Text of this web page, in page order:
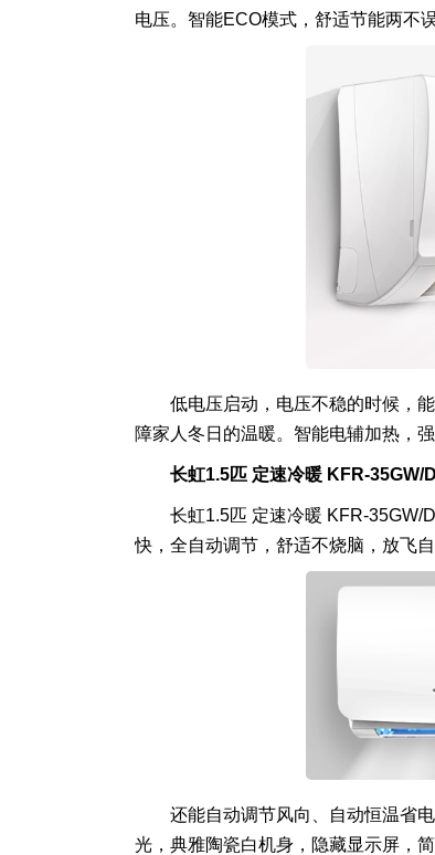
电压。智能ECO模式，舒适节能两不误
低电压启动，电压不稳的时候，
障家人冬日的温暖。智能电辅加热，
长虹1.5匹 定速冷暖 KFR-35GW/
长虹1.5匹 定速冷暖 KFR-35GW/
快，全自动调节，舒适不烧脑，放飞
还能自动调节风向、自动恒温省
光，典雅陶瓷白机身，隐藏显示屏，